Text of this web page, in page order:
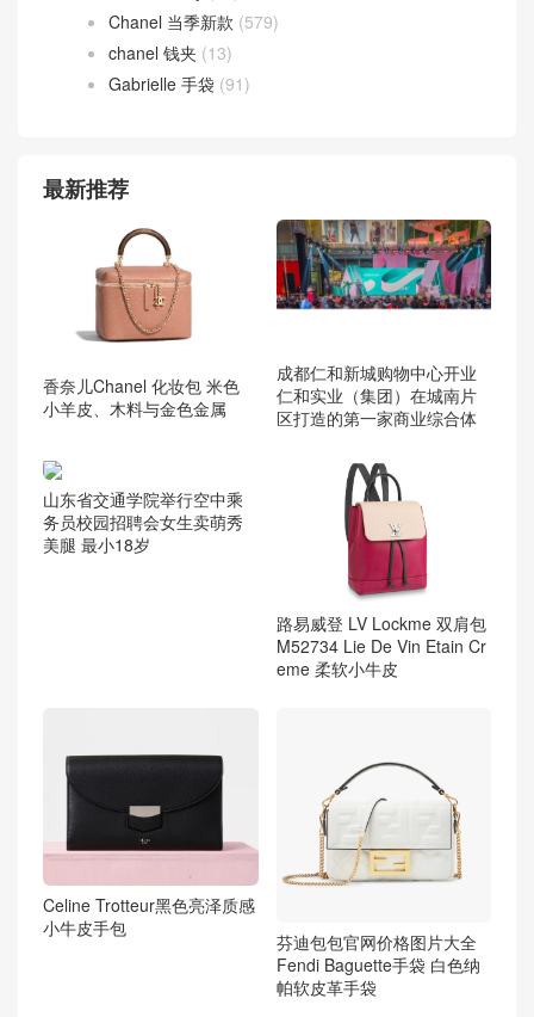
Chanel 当季新款 (579)
chanel 钱夹 (13)
Gabrielle 手袋 (91)
最新推荐
香奈儿Chanel 化妆包 米色
小羊皮、木料与金色金属
成都仁和新城购物中心开业
仁和实业（集团）在城南片
区打造的第一家商业综合体
山东省交通学院举行空中乘
务员校园招聘会女生卖萌秀
美腿 最小18岁
路易威登 LV Lockme 双肩包
M52734 Lie De Vin Etain Cr
eme 柔软小牛皮
Celine Trotteur黑色亮泽质感
小牛皮手包
芬迪包包官网价格图片大全
Fendi Baguette手袋 白色纳
帕软皮革手袋